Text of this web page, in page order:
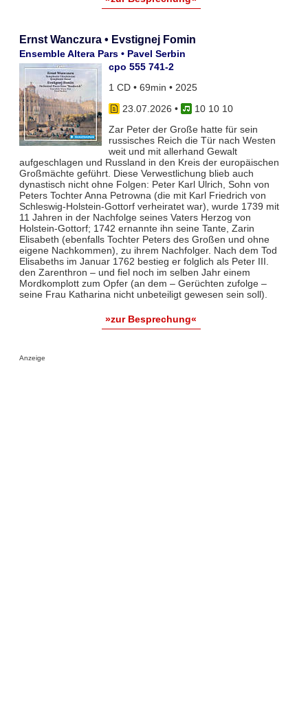
Ernst Wanczura • Evstignej Fomin
Ensemble Altera Pars • Pavel Serbin
cpo 555 741-2
1 CD • 69min • 2025
23.07.2026 •
10 10 10
Zar Peter der Große hatte für sein
russisches Reich die Tür nach Westen
weit und mit allerhand Gewalt
aufgeschlagen und Russland in den Kreis der europäischen
Großmächte geführt. Diese Verwestlichung blieb auch
dynastisch nicht ohne Folgen: Peter Karl Ulrich, Sohn von
Peters Tochter Anna Petrowna (die mit Karl Friedrich von
Schleswig-Holstein-Gottorf verheiratet war), wurde 1739 mit
11 Jahren in der Nachfolge seines Vaters Herzog von
Holstein-Gottorf; 1742 ernannte ihn seine Tante, Zarin
Elisabeth (ebenfalls Tochter Peters des Großen und ohne
eigene Nachkommen), zu ihrem Nachfolger. Nach dem Tod
Elisabeths im Januar 1762 bestieg er folglich als Peter III.
den Zarenthron – und fiel noch im selben Jahr einem
Mordkomplott zum Opfer (an dem – Gerüchten zufolge –
seine Frau Katharina nicht unbeteiligt gewesen sein soll).
»zur Besprechung«
Anzeige